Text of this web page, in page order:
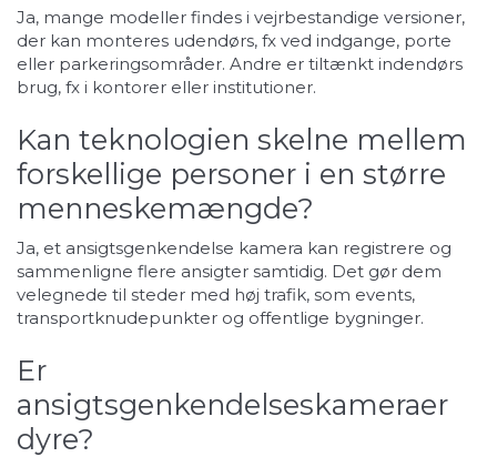
Ja, mange modeller findes i vejrbestandige versioner,
der kan monteres udendørs, fx ved indgange, porte
eller parkeringsområder. Andre er tiltænkt indendørs
brug, fx i kontorer eller institutioner.
Kan teknologien skelne mellem
forskellige personer i en større
menneskemængde?
Ja, et ansigtsgenkendelse kamera kan registrere og
sammenligne flere ansigter samtidig. Det gør dem
velegnede til steder med høj trafik, som events,
transportknudepunkter og offentlige bygninger.
Er
ansigtsgenkendelseskameraer
dyre?